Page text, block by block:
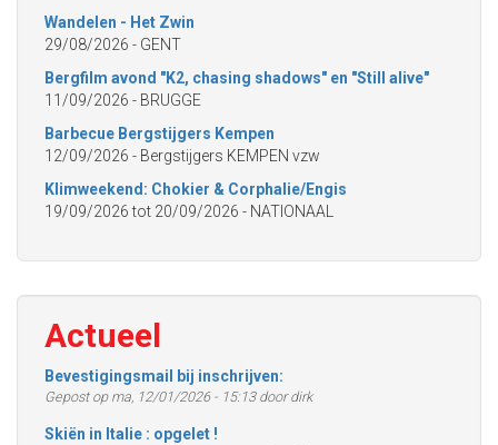
Wandelen - Het Zwin
29/08/2026 - GENT
Bergfilm avond "K2, chasing shadows" en "Still alive"
11/09/2026 - BRUGGE
Barbecue Bergstijgers Kempen
12/09/2026 - Bergstijgers KEMPEN vzw
Klimweekend: Chokier & Corphalie/Engis
19/09/2026tot 20/09/2026 - NATIONAAL
Actueel
Bevestigingsmail bij inschrijven:
Gepost op ma, 12/01/2026 - 15:13 door dirk
Skiën in Italie : opgelet !